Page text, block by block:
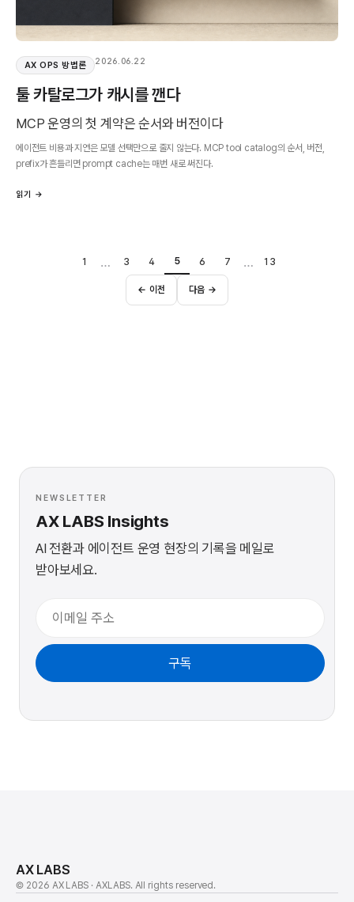
AX OPS 방법론 2026.06.22
툴 카탈로그가 캐시를 깬다
MCP 운영의 첫 계약은 순서와 버전이다
에이전트 비용과 지연은 모델 선택만으로 줄지 않는다. MCP tool catalog의 순서, 버전,
prefix가 흔들리면 prompt cache는 매번 새로 써진다.
읽기 →
← 이전
1 … 3 4 5 6 7 … 13
다음 →
NEWSLETTER
AX LABS Insights
AI 전환과 에이전트 운영 현장의 기록을 메일로
받아보세요.
구독
AX LABS
© 2026 AX LABS · AXLABS. All rights reserved.